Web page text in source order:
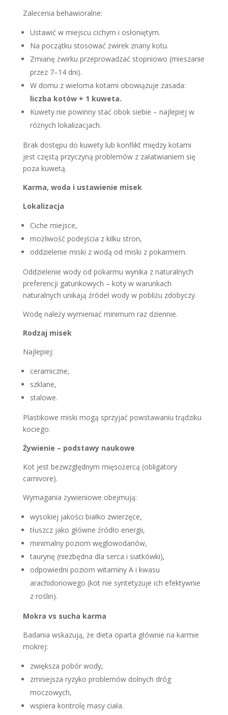
Zalecenia behawioralne:
Ustawić w miejscu cichym i osłoniętym.
Na początku stosować żwirek znany kotu.
Zmianę żwirku przeprowadzać stopniowo (mieszanie
przez 7–14 dni).
W domu z wieloma kotami obowiązuje zasada:
liczba kotów + 1 kuweta.
Kuwety nie powinny stać obok siebie – najlepiej w
różnych lokalizacjach.
Brak dostępu do kuwety lub konflikt między kotami
jest częstą przyczyną problemów z załatwianiem się
poza kuwetą.
Karma, woda i ustawienie misek
Lokalizacja
Ciche miejsce,
możliwość podejścia z kilku stron,
oddzielenie miski z wodą od miski z pokarmem.
Oddzielenie wody od pokarmu wynika z naturalnych
preferencji gatunkowych – koty w warunkach
naturalnych unikają źródeł wody w pobliżu zdobyczy.
Wodę należy wymieniać minimum raz dziennie.
Rodzaj misek
Najlepiej:
ceramiczne,
szklane,
stalowe.
Plastikowe miski mogą sprzyjać powstawaniu trądziku
kociego.
Żywienie – podstawy naukowe
Kot jest bezwzględnym mięsożercą (obligatory
carnivore).
Wymagania żywieniowe obejmują:
wysokiej jakości białko zwierzęce,
tłuszcz jako główne źródło energii,
minimalny poziom węglowodanów,
taurynę (niezbędna dla serca i siatkówki),
odpowiedni poziom witaminy A i kwasu
arachidonowego (kot nie syntetyzuje ich efektywnie
z roślin).
Mokra vs sucha karma
Badania wskazują, że dieta oparta głównie na karmie
mokrej:
zwiększa pobór wody,
zmniejsza ryzyko problemów dolnych dróg
moczowych,
wspiera kontrolę masy ciała.